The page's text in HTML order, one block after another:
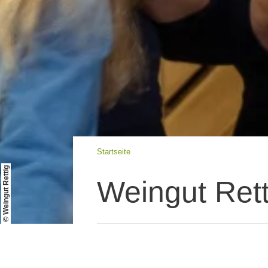
© Weingut Rettig
Startseite
Weingut